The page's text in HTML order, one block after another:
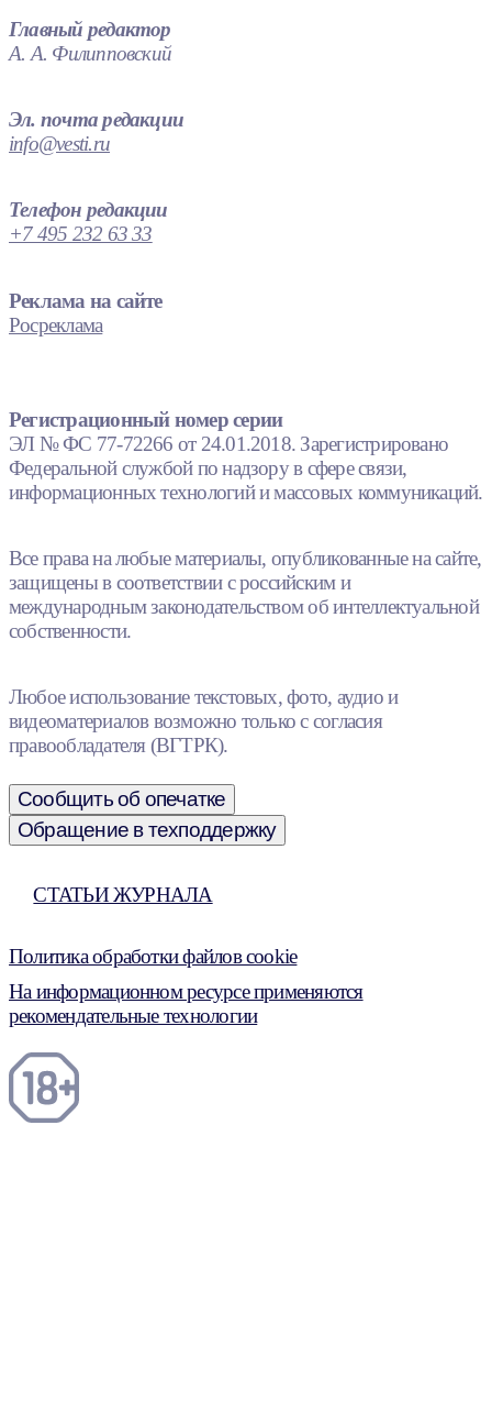
Главный редактор
А. А. Филипповский
Эл. почта редакции
info@vesti.ru
Телефон редакции
+7 495 232 63 33
Реклама на сайте
Росреклама
Регистрационный номер серии
ЭЛ № ФС 77-72266 от 24.01.2018. Зарегистрировано
Федеральной службой по надзору в сфере связи,
информационных технологий и массовых коммуникаций.
Все права на любые материалы, опубликованные на сайте,
защищены в соответствии с российским и
международным законодательством об интеллектуальной
собственности.
Любое использование текстовых, фото, аудио и
видеоматериалов возможно только с согласия
правообладателя (ВГТРК).
Сообщить об опечатке
Обращение в техподдержку
СТАТЬИ ЖУРНАЛА
Политика обработки файлов cookie
На информационном ресурсе применяются
рекомендательные технологии